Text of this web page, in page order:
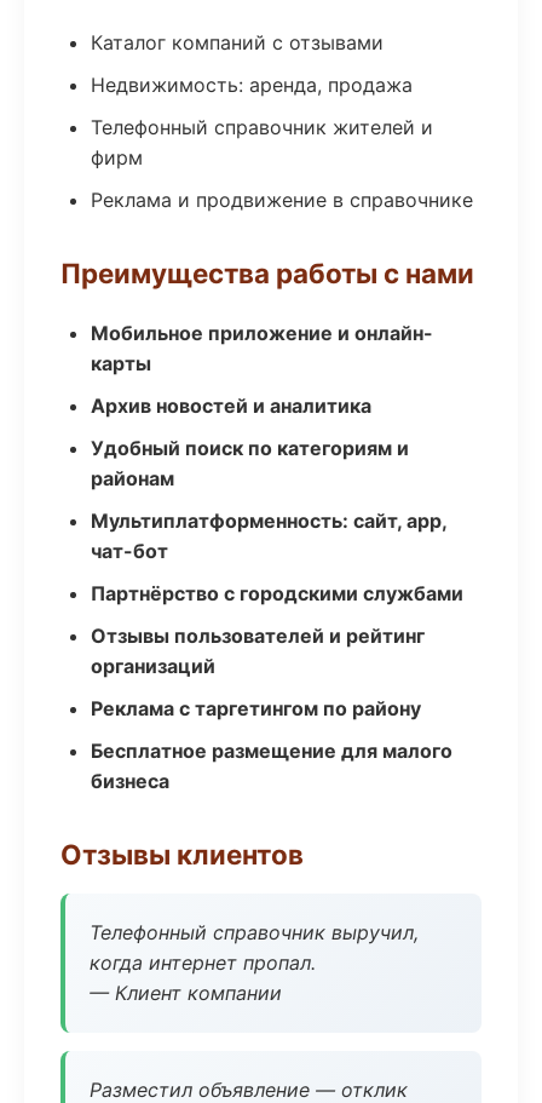
Каталог компаний с отзывами
Недвижимость: аренда, продажа
Телефонный справочник жителей и
фирм
Реклама и продвижение в справочнике
Преимущества работы с нами
Мобильное приложение и онлайн-
карты
Архив новостей и аналитика
Удобный поиск по категориям и
районам
Мультиплатформенность: сайт, app,
чат-бот
Партнёрство с городскими службами
Отзывы пользователей и рейтинг
организаций
Реклама с таргетингом по району
Бесплатное размещение для малого
бизнеса
Отзывы клиентов
Телефонный справочник выручил,
когда интернет пропал.
— Клиент компании
Разместил объявление — отклик